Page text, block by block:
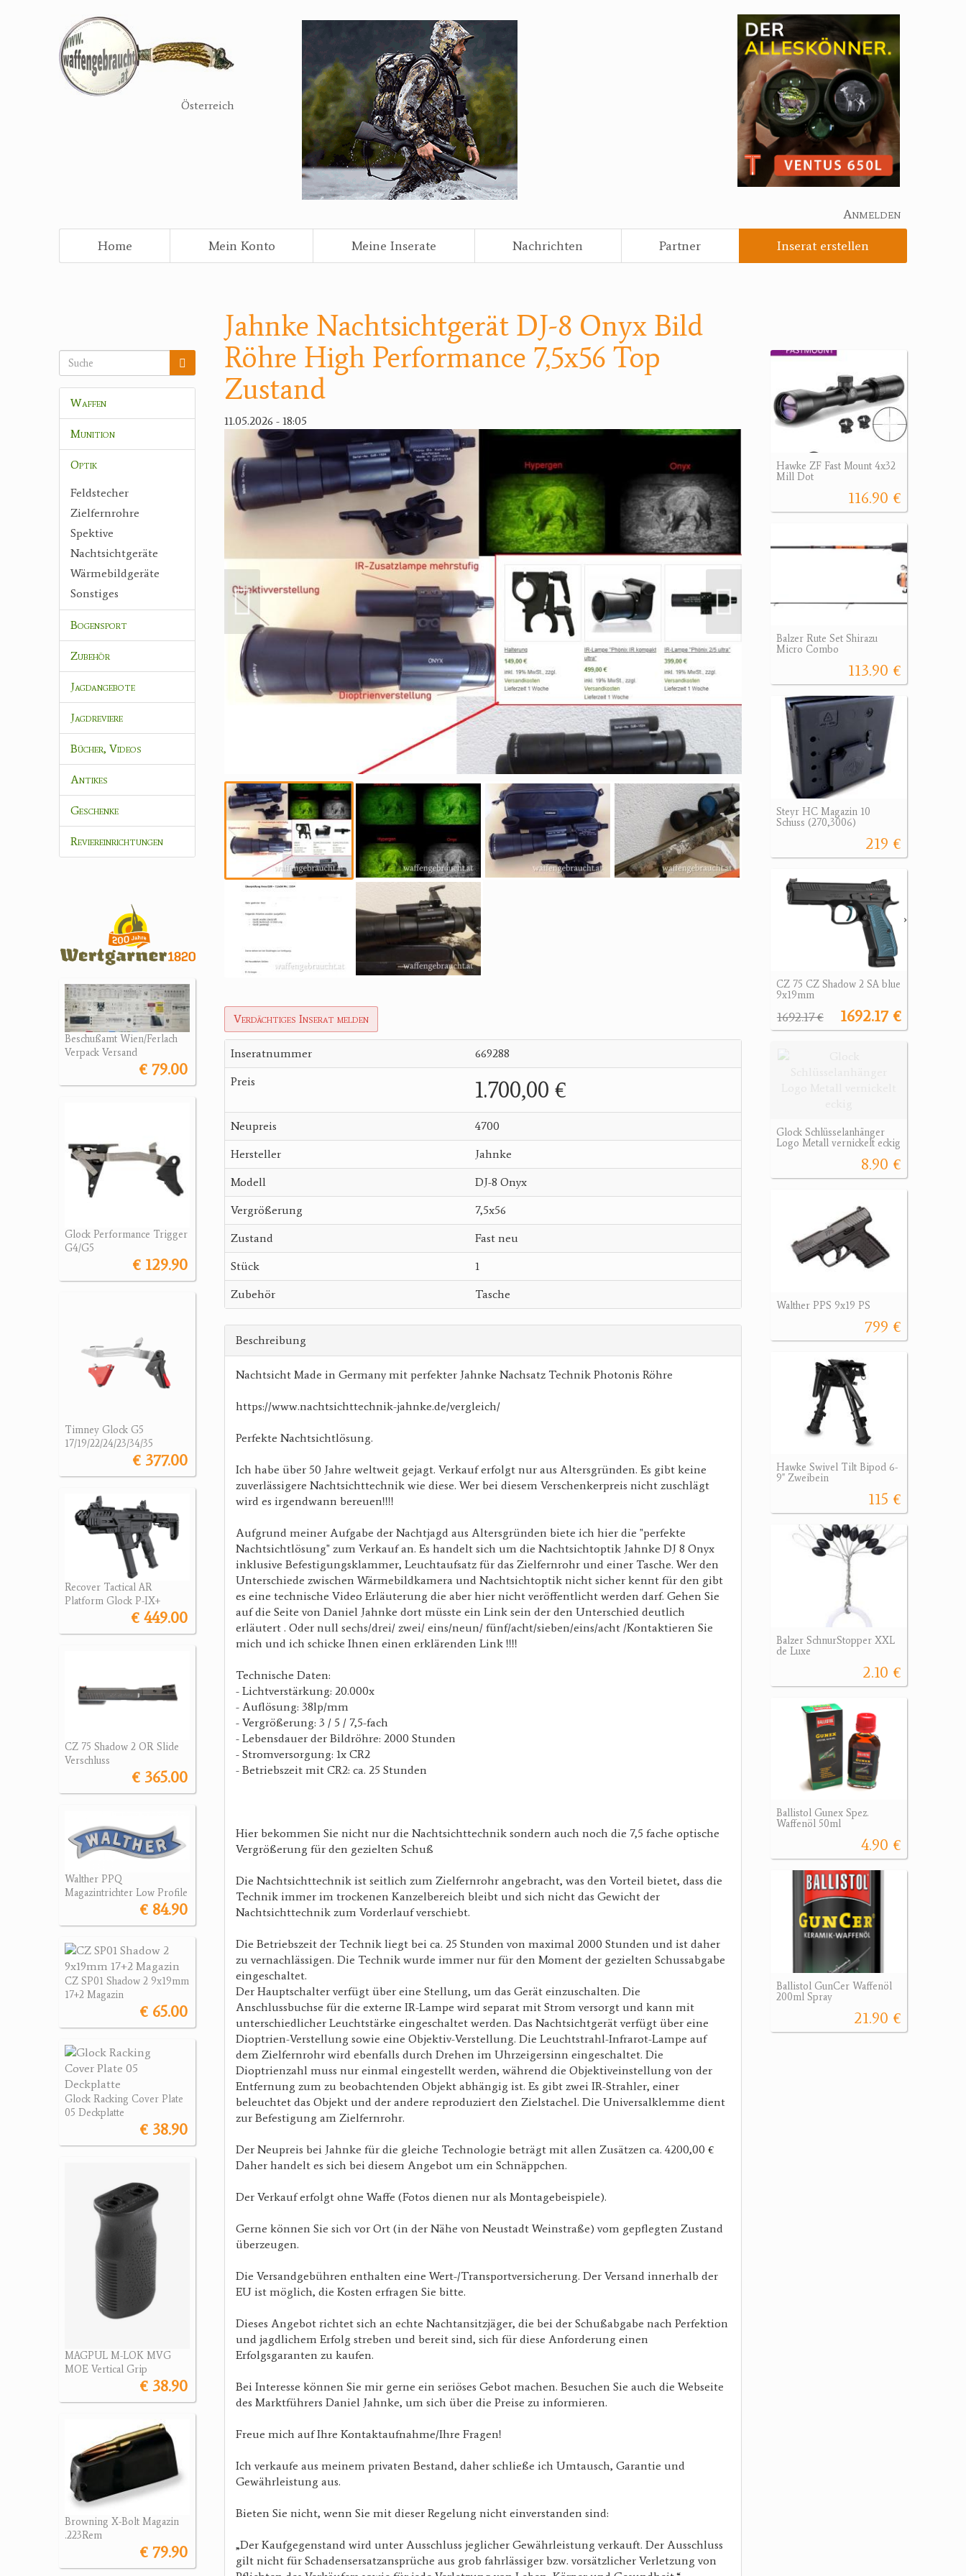
Österreich
Anmelden
Home
Mein Konto Meine Inserate Nachrichten Partner Inserat erstellen
Waffen
Munition
Optik
Feldstecher
Zielfernrohre
Spektive
Nachtsichtgeräte
Wärmebildgeräte
Sonstiges
Bogensport
Zubehör
Jagdangebote
Jagdreviere
Bücher, Videos
Antikes
Geschenke
Reviereinrichtungen
Beschußamt Wien/Ferlach
Verpack Versand
€ 79.00
Glock Performance Trigger
G4/G5
€ 129.90
Timney Glock G5
17/19/22/24/23/34/35
€ 377.00
Recover Tactical AR
Platform Glock P-IX+
€ 449.00
CZ 75 Shadow 2 OR Slide
Verschluss
€ 365.00
Walther PPQ
Magazintrichter Low Profile
€ 84.90
CZ SP01 Shadow 2 9x19mm
17+2 Magazin
€ 65.00
Glock Racking Cover Plate
05 Deckplatte
€ 38.90
MAGPUL M-LOK MVG
MOE Vertical Grip
€ 38.90
Browning X-Bolt Magazin
.223Rem
€ 79.90
Jahnke Nachtsichtgerät DJ-8 Onyx Bild
Röhre High Performance 7,5x56 Top
Zustand
11.05.2026 - 18:05
Verdächtiges Inserat melden
Inseratnummer 669288
Preis 1.700,00 €
Neupreis 4700
Hersteller Jahnke
Modell DJ-8 Onyx
Vergrößerung 7,5x56
Zustand Fast neu
Stück 1
Zubehör Tasche
Beschreibung
Nachtsicht Made in Germany mit perfekter Jahnke Nachsatz Technik Photonis Röhre
https://www.nachtsichttechnik-jahnke.de/vergleich/
Perfekte Nachtsichtlösung.
Ich habe über 50 Jahre weltweit gejagt. Verkauf erfolgt nur aus Altersgründen. Es gibt keine
zuverlässigere Nachtsichttechnik wie diese. Wer bei diesem Verschenkerpreis nicht zuschlägt
wird es irgendwann bereuen!!!!
Aufgrund meiner Aufgabe der Nachtjagd aus Altersgründen biete ich hier die "perfekte
Nachtsichtlösung" zum Verkauf an. Es handelt sich um die Nachtsichtoptik Jahnke DJ 8 Onyx
inklusive Befestigungsklammer, Leuchtaufsatz für das Zielfernrohr und einer Tasche. Wer den
Unterschiede zwischen Wärmebildkamera und Nachtsichtoptik nicht sicher kennt für den gibt
es eine technische Video Erläuterung die aber hier nicht veröffentlicht werden darf. Gehen Sie
auf die Seite von Daniel Jahnke dort müsste ein Link sein der den Unterschied deutlich
erläutert . Oder null sechs/drei/ zwei/ eins/neun/ fünf/acht/sieben/eins/acht /Kontaktieren Sie
mich und ich schicke Ihnen einen erklärenden Link !!!!
Technische Daten:
- Lichtverstärkung: 20.000x
- Auflösung: 38lp/mm
- Vergrößerung: 3 / 5 / 7,5-fach
- Lebensdauer der Bildröhre: 2000 Stunden
- Stromversorgung: 1x CR2
- Betriebszeit mit CR2: ca. 25 Stunden
Hier bekommen Sie nicht nur die Nachtsichttechnik sondern auch noch die 7,5 fache optische
Vergrößerung für den gezielten Schuß
Die Nachtsichttechnik ist seitlich zum Zielfernrohr angebracht, was den Vorteil bietet, dass die
Technik immer im trockenen Kanzelbereich bleibt und sich nicht das Gewicht der
Nachtsichttechnik zum Vorderlauf verschiebt.
Die Betriebszeit der Technik liegt bei ca. 25 Stunden von maximal 2000 Stunden und ist daher
zu vernachlässigen. Die Technik wurde immer nur für den Moment der gezielten Schussabgabe
eingeschaltet.
Der Hauptschalter verfügt über eine Stellung, um das Gerät einzuschalten. Die
Anschlussbuchse für die externe IR-Lampe wird separat mit Strom versorgt und kann mit
unterschiedlicher Leuchtstärke eingeschaltet werden. Das Nachtsichtgerät verfügt über eine
Dioptrien-Verstellung sowie eine Objektiv-Verstellung. Die Leuchtstrahl-Infrarot-Lampe auf
dem Zielfernrohr wird ebenfalls durch Drehen im Uhrzeigersinn eingeschaltet. Die
Dioptrienzahl muss nur einmal eingestellt werden, während die Objektiveinstellung von der
Entfernung zum zu beobachtenden Objekt abhängig ist. Es gibt zwei IR-Strahler, einer
beleuchtet das Objekt und der andere reproduziert den Zielstachel. Die Universalklemme dient
zur Befestigung am Zielfernrohr.
Der Neupreis bei Jahnke für die gleiche Technologie beträgt mit allen Zusätzen ca. 4200,00 €
Daher handelt es sich bei diesem Angebot um ein Schnäppchen.
Der Verkauf erfolgt ohne Waffe (Fotos dienen nur als Montagebeispiele).
Gerne können Sie sich vor Ort (in der Nähe von Neustadt Weinstraße) vom gepflegten Zustand
überzeugen.
Die Versandgebühren enthalten eine Wert-/Transportversicherung. Der Versand innerhalb der
EU ist möglich, die Kosten erfragen Sie bitte.
Dieses Angebot richtet sich an echte Nachtansitzjäger, die bei der Schußabgabe nach Perfektion
und jagdlichem Erfolg streben und bereit sind, sich für diese Anforderung einen
Erfolgsgaranten zu kaufen.
Bei Interesse können Sie mir gerne ein seriöses Gebot machen. Besuchen Sie auch die Webseite
des Marktführers Daniel Jahnke, um sich über die Preise zu informieren.
Freue mich auf Ihre Kontaktaufnahme/Ihre Fragen!
Ich verkaufe aus meinem privaten Bestand, daher schließe ich Umtausch, Garantie und
Gewährleistung aus.
Bieten Sie nicht, wenn Sie mit dieser Regelung nicht einverstanden sind:
„Der Kaufgegenstand wird unter Ausschluss jeglicher Gewährleistung verkauft. Der Ausschluss
gilt nicht für Schadensersatzansprüche aus grob fahrlässiger bzw. vorsätzlicher Verletzung von
Hawke ZF Fast Mount 4x32
Mill Dot
116.90 €
Balzer Rute Set Shirazu
Micro Combo
113.90 €
Steyr HC Magazin 10
Schuss (270,3006)
219 €
CZ 75 CZ Shadow 2 SA blue
9x19mm
1692.17 €
1692.17 €
Glock Schlüsselanhänger
Logo Metall vernickelt eckig
8.90 €
Walther PPS 9x19 PS
799 €
Hawke Swivel Tilt Bipod 6-
9" Zweibein
115 €
Balzer SchnurStopper XXL
de Luxe
2.10 €
Ballistol Gunex Spez.
Waffenöl 50ml
4.90 €
Ballistol GunCer Waffenöl
200ml Spray
21.90 €